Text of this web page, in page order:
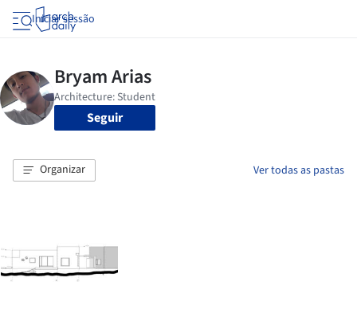
Iniciar sessão
Seguir
Organizar Ver todas as pastas